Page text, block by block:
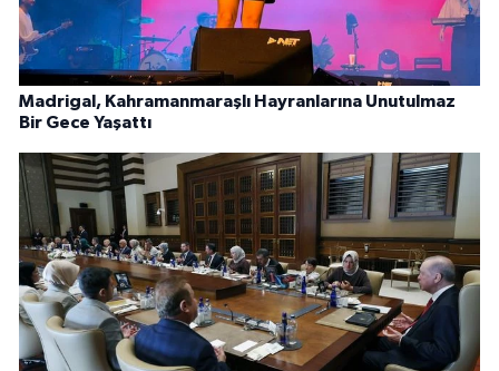
Madrigal, Kahramanmaraşlı Hayranlarına Unutulmaz
Bir Gece Yaşattı